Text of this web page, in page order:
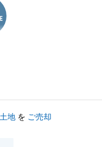
土地 を ご売却